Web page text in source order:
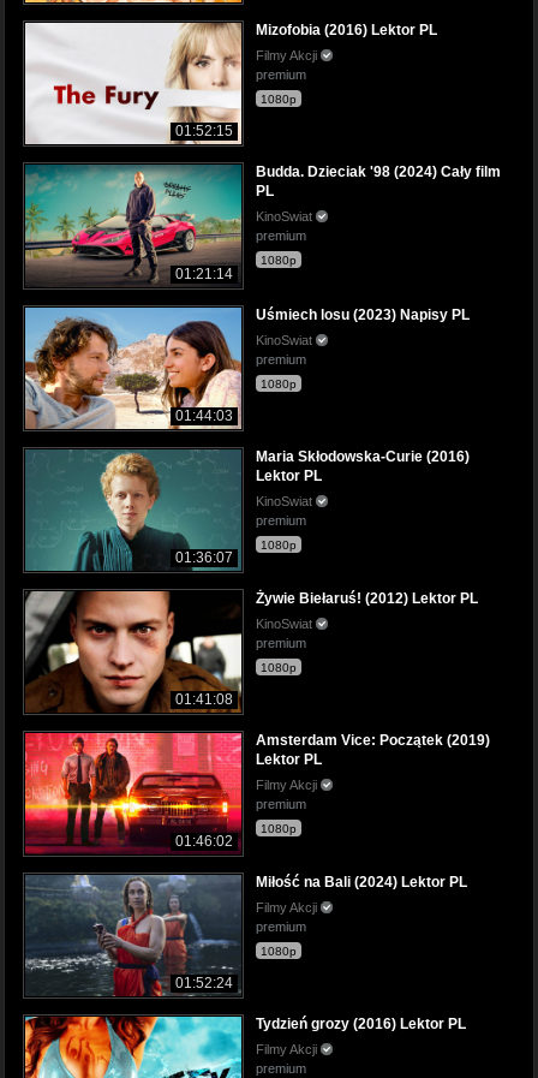
01:52:15
Mizofobia (2016) Lektor PL
Filmy Akcji
premium
1080p
01:21:14
Budda. Dzieciak '98 (2024) Cały film
PL
KinoSwiat
premium
1080p
01:44:03
Uśmiech losu (2023) Napisy PL
KinoSwiat
premium
1080p
01:36:07
Maria Skłodowska-Curie (2016)
Lektor PL
KinoSwiat
premium
1080p
01:41:08
Żywie Biełaruś! (2012) Lektor PL
KinoSwiat
premium
1080p
01:46:02
Amsterdam Vice: Początek (2019)
Lektor PL
Filmy Akcji
premium
1080p
01:52:24
Miłość na Bali (2024) Lektor PL
Filmy Akcji
premium
1080p
Tydzień grozy (2016) Lektor PL
Filmy Akcji
premium